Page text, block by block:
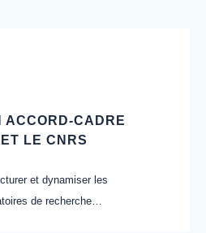
ACCORD-CADRE
LE CNRS
et dynamiser les
de recherche…